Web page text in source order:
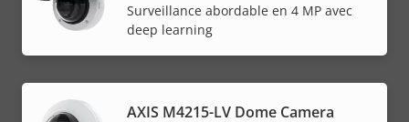
Surveillance abordable en 4 MP avec
deep learning
AXIS M4215-LV Dome Camera